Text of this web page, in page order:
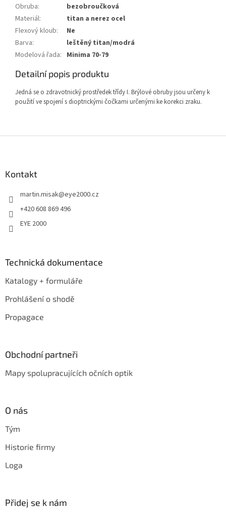
Obruba:
bezobroučková
Materiál:
titan a nerez ocel
Flexový kloub:
Ne
Barva:
leštěný titan/modrá
Modelová řada: Minima 70-79
Detailní popis produktu
Jedná se o zdravotnický prostředek třídy I. Brýlové obruby jsou určeny k
použití ve spojení s dioptrickými čočkami určenými ke korekci zraku.
Kontakt
martin.misak@eye2000.cz
+420 608 869 496
EYE 2000
Technická dokumentace
Katalogy + formuláře
Prohlášení o shodě
Propagace
Obchodní partneři
Mapy spolupracujících očních optik
O nás
Tým
Historie firmy
Loga
Přidej se k nám